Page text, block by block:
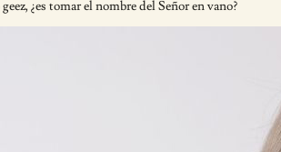
¿es tomar el nombre del Señor en vano?